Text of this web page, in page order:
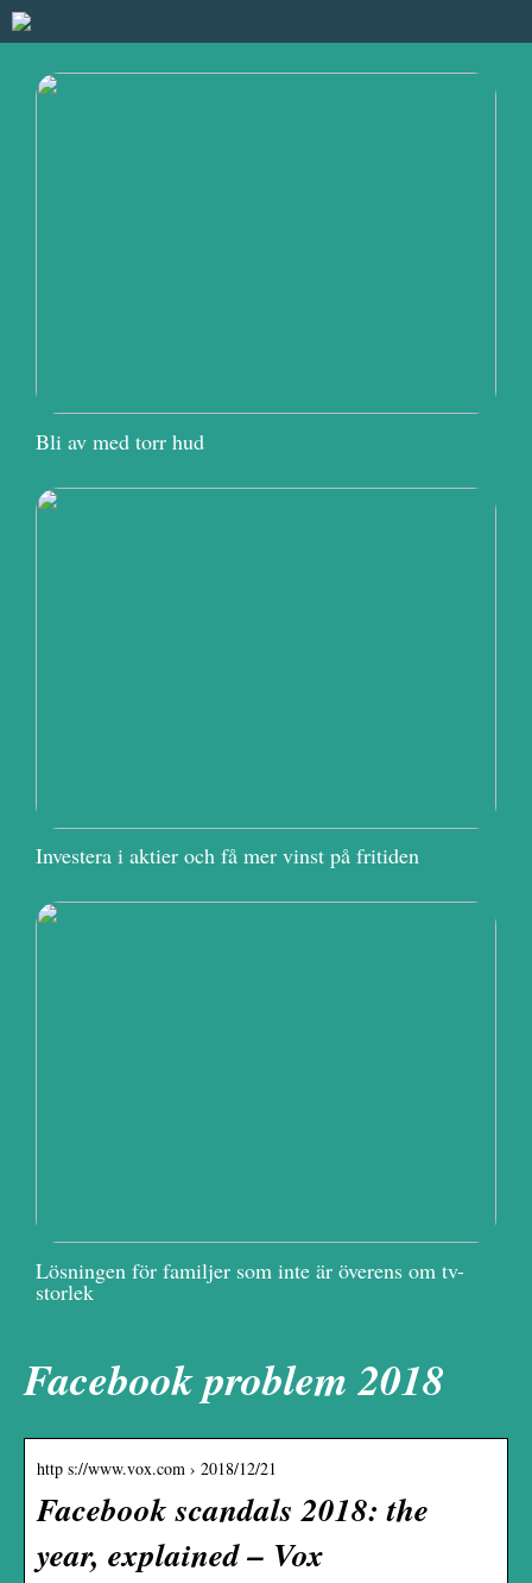
Bli av med torr hud
Investera i aktier och få mer vinst på fritiden
Lösningen för familjer som inte är överens om tv-
storlek
Facebook problem 2018
http s://www.vox.com › 2018/12/21
Facebook scandals 2018: the
year, explained – Vox